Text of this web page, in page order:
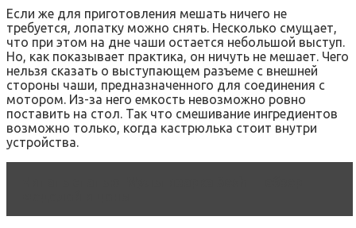
Если же для приготовления мешать ничего не
требуется, лопатку можно снять. Несколько смущает,
что при этом на дне чаши остается небольшой выступ.
Но, как показывает практика, он ничуть не мешает. Чего
нельзя сказать о выступающем разъеме с внешней
стороны чаши, предназначенного для соединения с
мотором. Из-за него емкость невозможно ровно
поставить на стол. Так что смешивание ингредиентов
возможно только, когда кастрюлька стоит внутри
устройства.